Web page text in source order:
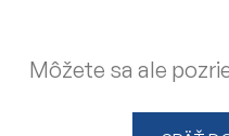
Môžete sa ale